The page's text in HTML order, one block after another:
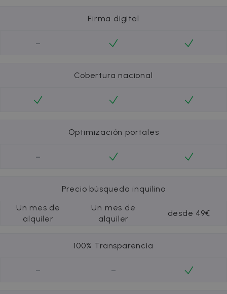
Firma digital
-
Cobertura nacional
Optimización portales
-
Precio búsqueda inquilino
Un mes de
alquiler
Un mes de
alquiler
desde 49€
100% Transparencia
- -